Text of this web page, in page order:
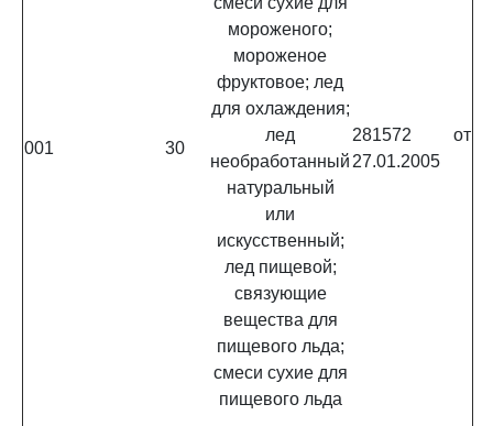
001 30
мороженого;
мороженое
фруктовое; лед
для охлаждения;
лед
необработанный
натуральный
или
искусственный;
лед пищевой;
связующие
вещества для
пищевого льда;
смеси сухие для
пищевого льда
281572 от
27.01.2005